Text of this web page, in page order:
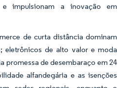
impulsionam a inovação em
de curta distância dominam
eletrônicos de alto valor e moda
promessa de desembaraço em 24
alfandegária e as isenções